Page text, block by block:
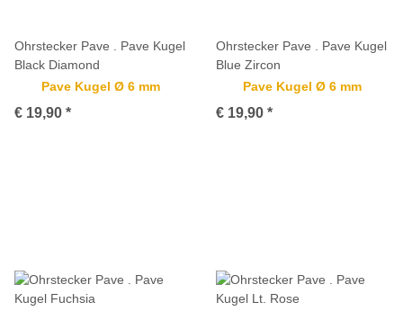
Ohrstecker Pave . Pave Kugel
Black Diamond
Pave Kugel Ø 6 mm
€ 19,90 *
Ohrstecker Pave . Pave Kugel
Blue Zircon
Pave Kugel Ø 6 mm
€ 19,90 *